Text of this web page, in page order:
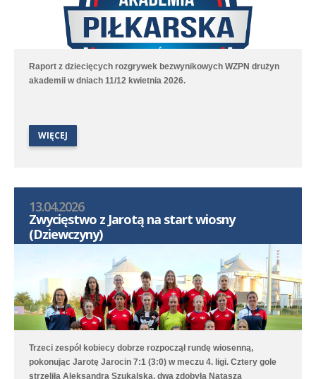
Raport z dziecięcych rozgrywek bezwynikowych WZPN drużyn
akademii w dniach 11/12 kwietnia 2026.
WIĘCEJ
13.04.2026
Zwycięstwo z Jarotą na start wiosny
(Dziewczyny)
Trzeci zespół kobiecy dobrze rozpoczął rundę wiosenną,
pokonując Jarotę Jarocin 7:1 (3:0) w meczu 4. ligi. Cztery gole
strzeliła Aleksandra Szukalska, dwa zdobyła Natasza